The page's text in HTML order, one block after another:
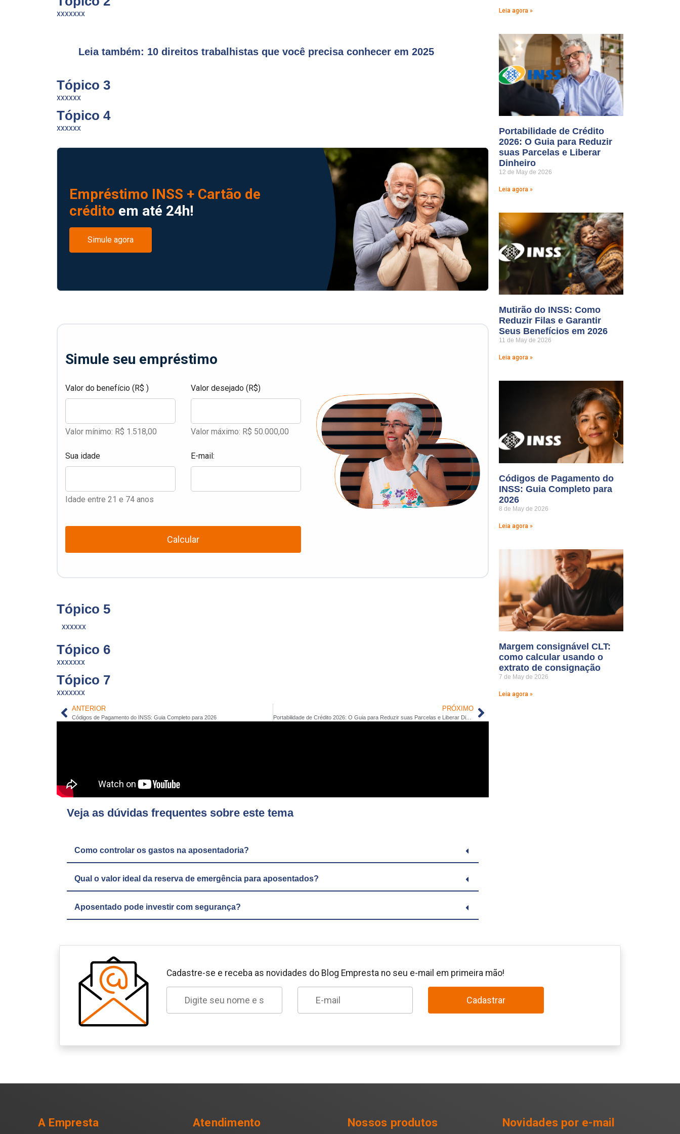
xxxxxxx
Leia também: 10 direitos trabalhistas que você precisa conhecer em 2025
Tópico 3
xxxxxx
Tópico 4
xxxxxx
Empréstimo INSS + Cartão de
crédito em até 24h!
Simule agora
Simule seu empréstimo
Valor do benefício (R$ )
Valor mínimo: R$ 1.518,00
Valor desejado (R$)
Valor máximo: R$ 50.000,00
Sua idade
Idade entre 21 e 74 anos
E-mail:
Calcular
Tópico 5
xxxxxx
Tópico 6
xxxxxxx
Tópico 7
xxxxxxx
ANTERIOR
Códigos de Pagamento do INSS: Guia Completo para 2026
PRÓXIMO
Portabilidade de Crédito 2026: O Guia para Reduzir suas Parcelas e Liberar Dinheiro
Veja as dúvidas frequentes sobre este tema
Como controlar os gastos na aposentadoria?
Qual o valor ideal da reserva de emergência para aposentados?
Aposentado pode investir com segurança?
Leia agora »
Portabilidade de Crédito
2026: O Guia para Reduzir
suas Parcelas e Liberar
Dinheiro
12 de May de 2026
Leia agora »
Mutirão do INSS: Como
Reduzir Filas e Garantir
Seus Benefícios em 2026
11 de May de 2026
Leia agora »
Códigos de Pagamento do
INSS: Guia Completo para
2026
8 de May de 2026
Leia agora »
Margem consignável CLT:
como calcular usando o
extrato de consignação
7 de May de 2026
Leia agora »
Cadastre-se e receba as novidades do Blog Empresta no seu e-mail em primeira mão!
Cadastrar
A Empresta Atendimento Nossos produtos Novidades por e-mail